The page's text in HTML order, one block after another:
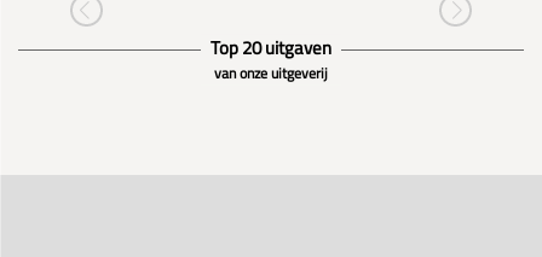
Top 20 uitgaven
van onze uitgeverij